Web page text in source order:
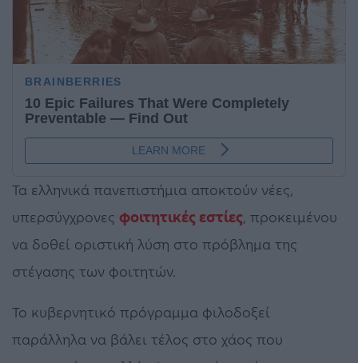
Τα ελληνικά πανεπιστήµια αποκτούν νέες,
υπερσύγχρονες φοιτητικές εστίες, προκειµένου
να δοθεί οριστική λύση στο πρόβληµα της
στέγασης των φοιτητών.
Το κυβερνητικό πρόγραµµα φιλοδοξεί
παράλληλα να βάλει τέλος στο χάος που